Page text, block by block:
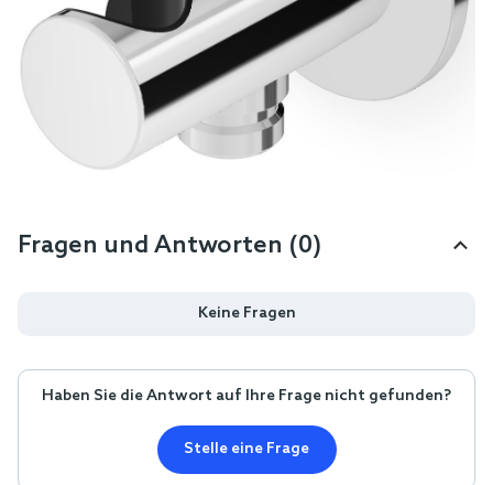
Fragen und Antworten (0)
Keine Fragen
Haben Sie die Antwort auf Ihre Frage nicht gefunden?
Stelle eine Frage